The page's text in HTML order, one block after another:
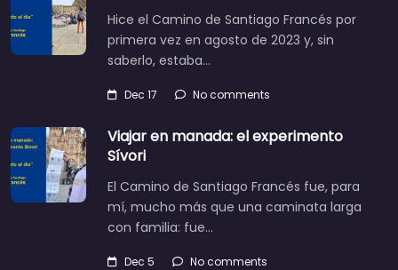
Hice el Camino de Santiago Francés por
primera vez en agosto de 2023 y, sin
saberlo, estaba…
Dec 17 No comments
Viajar en manada: el experimento
Sívori
El Camino de Santiago Francés fue, para
mí, mucho más que una caminata larga
con familia: fue…
Dec 5 No comments